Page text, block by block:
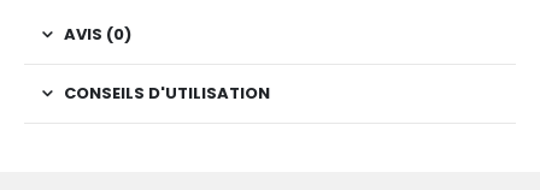
AVIS (0)
CONSEILS D'UTILISATION